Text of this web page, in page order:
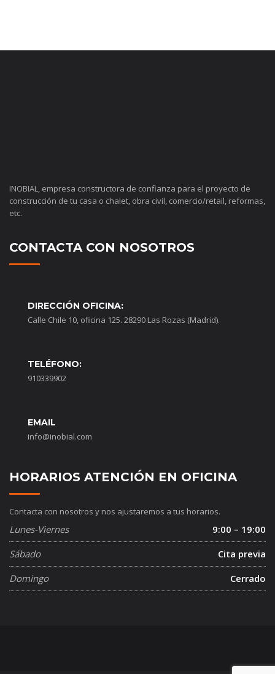
INOBIAL, empresa constructora de confianza para el proyecto de
construcción de tu casa o chalet, obra civil, comercio/retail, reformas,
etc.
CONTACTA CON NOSOTROS
DIRECCIÓN OFICINA:
Calle Chile 10, oficina 125. 28290 Las Rozas (Madrid).
TELÉFONO:
910339902
EMAIL
info@inobial.com
HORARIOS ATENCIÓN EN OFICINA
Contacta con nosotros y nos ajustaremos a tus horarios.
Lunes-Viernes
9:00 – 19:00
Sábado
Cita previa
Domingo
Cerrado